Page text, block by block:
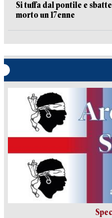
Si tuffa dal pontile e
morto un 17enne